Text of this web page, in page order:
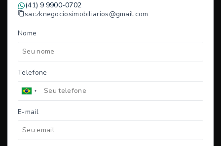
(41) 9 9900-0702
saczknegociosimobiliarios@gmail.com
Nome
Telefone
E-mail